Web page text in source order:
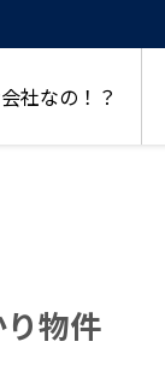
社なの！？
物件